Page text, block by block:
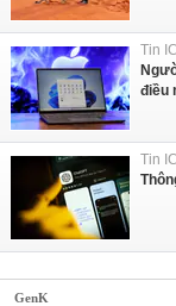
Tin
điều
Tin
GenK